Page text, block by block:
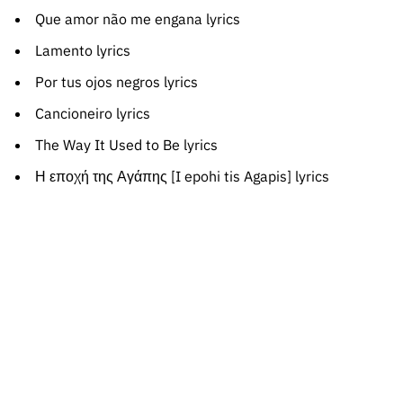
Que amor não me engana lyrics
Lamento lyrics
Por tus ojos negros lyrics
Cancioneiro lyrics
The Way It Used to Be lyrics
Η εποχή της Αγάπης [I epohi tis Agapis] lyrics